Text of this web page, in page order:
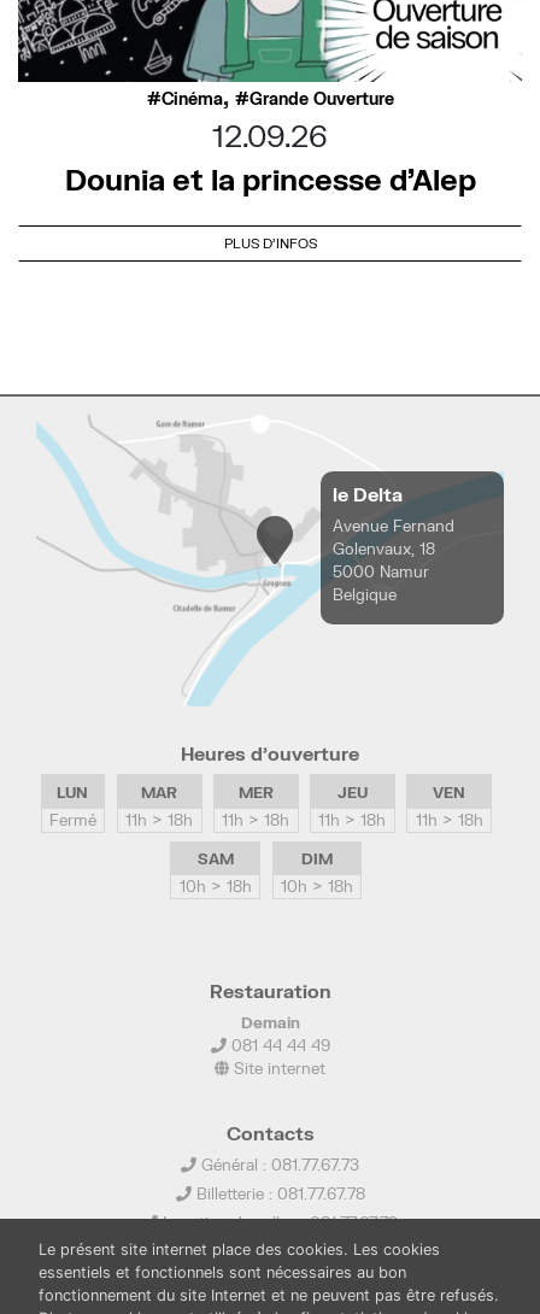
Cinéma, Grande Ouverture
12.09.26
Dounia et la princesse d’Alep
PLUS D'INFOS
le Delta
Avenue Fernand
Golenvaux, 18
5000 Namur
Belgique
Heures d’ouverture
LUN
Fermé
MAR
11h > 18h
MER
11h > 18h
JEU
11h > 18h
VEN
11h > 18h
SAM
10h > 18h
DIM
10h > 18h
Restauration
Demain
081 44 44 49
Site internet
Contacts
Général : 081.77.67.73
Billetterie : 081.77.67.78
Location de salles : 081.77.67.79
info@ledelta.be
Le présent site internet place des cookies. Les cookies
essentiels et fonctionnels sont nécessaires au bon
fonctionnement du site Internet et ne peuvent pas être refusés.